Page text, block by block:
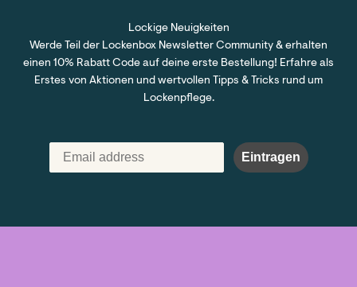
Lockige Neuigkeiten
Werde Teil der Lockenbox Newsletter Community & erhalten
einen 10% Rabatt Code auf deine erste Bestellung! Erfahre als
Erstes von Aktionen und wertvollen Tipps & Tricks rund um
Lockenpflege.
Eintragen